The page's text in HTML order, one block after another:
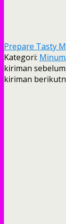
Prepare Tasty
Kategori:
kiriman
kiriman